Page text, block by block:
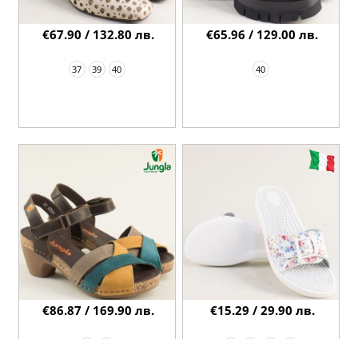
37 39 40
€67.90 / 132.80 лв.
40
€65.96 / 129.00 лв.
€86.87 / 169.90 лв. €15.29 / 29.90 лв.